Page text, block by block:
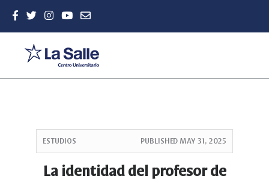
ESTUDIOS PUBLISHED MAY 31, 2025
La identidad del profesor de